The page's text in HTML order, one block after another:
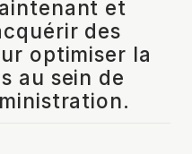
et
des
optimiser la
au sein de